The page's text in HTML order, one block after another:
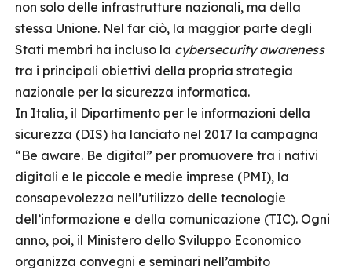
non solo delle infrastrutture nazionali, ma della
stessa Unione. Nel far ciò, la maggior parte degli
Stati membri ha incluso la cybersecurity awareness
tra i principali obiettivi della propria strategia
nazionale per la sicurezza informatica.
In Italia, il Dipartimento per le informazioni della
sicurezza (DIS) ha lanciato nel 2017 la campagna
“Be aware. Be digital” per promuovere tra i nativi
digitali e le piccole e medie imprese (PMI), la
consapevolezza nell’utilizzo delle tecnologie
dell’informazione e della comunicazione (TIC). Ogni
anno, poi, il Ministero dello Sviluppo Economico
organizza convegni e seminari nell’ambito